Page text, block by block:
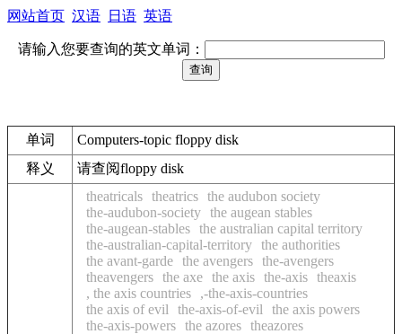
网站首页 汉语 日语 英语
请输入您要查询的英文单词：
单词
Computers-topic floppy disk
释义
请查阅floppy disk
theatricals theatrics the audubon society
the-audubon-society the augean stables
the-augean-stables the australian capital territory
the-australian-capital-territory the authorities
the avant-garde the avengers the-avengers
theavengers the axe the axis the-axis theaxis
, the axis countries
,-the-axis-countries
the axis of evil
the-axis-of-evil
the axis powers
the-axis-powers the azores theazores